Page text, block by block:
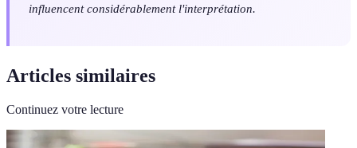
influencent considérablement l'interprétation.
Articles similaires
Continuez votre lecture